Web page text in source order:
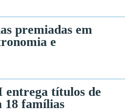
premiadas em
e
títulos de
18 famílias